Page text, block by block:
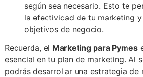
según sea necesario. Esto te
la efectividad de tu marketing
objetivos de negocio.
Recuerda, el Marketing para Pymes
esencial en tu plan de marketing. Al
podrás desarrollar una estrategia de